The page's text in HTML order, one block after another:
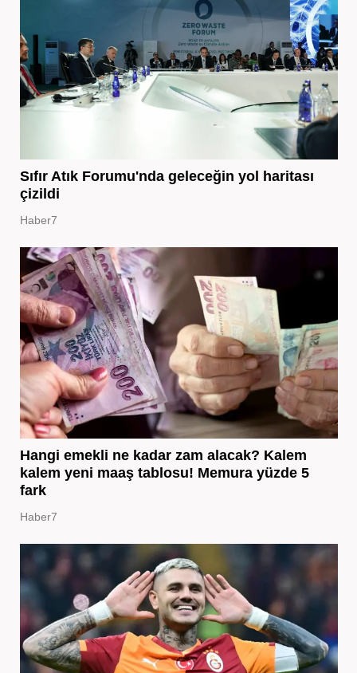
Sıfır Atık Forumu'nda geleceğin yol haritası
çizildi
Haber7
Hangi emekli ne kadar zam alacak? Kalem
kalem yeni maaş tablosu! Memura yüzde 5
fark
Haber7